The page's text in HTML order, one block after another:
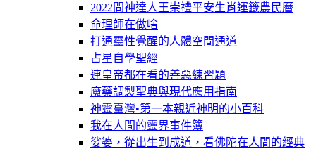
2022問神達人王崇禮平安生肖運籤農民曆
命理師在做啥
打通靈性覺醒的人體空間通道
占星自學聖經
連皇帝都在看的善惡練習題
魔藥調製聖典與現代應用指南
神靈臺灣•第一本親近神明的小百科
我在人間的靈界事件簿
娑婆，從出生到成道，看佛陀在人間的經典